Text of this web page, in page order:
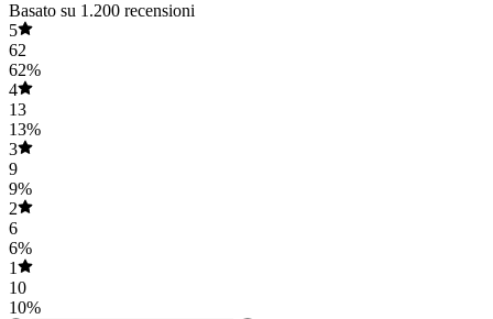
Basato su 1.200 recensioni
5
62
62%
4
13
13%
3
9
9%
2
6
6%
1
10
10%